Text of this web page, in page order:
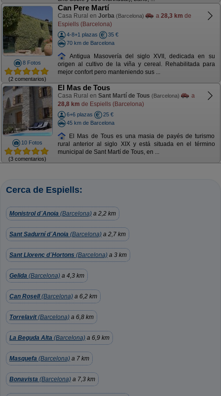
8 Fotos
(2 comentarios)
Can Pere Martí
Casa Rural en Jorba (Barcelona) a 28,3 km de
Espiells (Barcelona)
4-8+1 plazas
35 €
70 km de Barcelona
Antigua Masovería del siglo XVII, dedicada en su
origen al cultivo de la viña y cereal. Rehabilitada para
mejor confort pero manteniendo sus ...
10 Fotos
(3 comentarios)
El Mas de Tous
Casa Rural en Sant Martí de Tous (Barcelona)
a
28,8 km de Espiells (Barcelona)
6+6 plazas
25 €
45 km de Barcelona
El Mas de Tous es una masia de payés de turismo
rural anterior al siglo XIX y está situada en el término
municipal de Sant Martí de Tous, en ...
Cerca de Espiells:
Monistrol d´Anoia (Barcelona) a 2,2 km
Sant Sadurní d´Anoia (Barcelona) a 2,7 km
Sant Llorenç d´Hortons (Barcelona) a 3 km
Gelida (Barcelona) a 4,3 km
Can Rosell(Barcelona) a 6,2 km
Torrelavit(Barcelona) a 6,8 km
La Beguda Alta (Barcelona) a 6,9 km
Masquefa (Barcelona) a 7 km
Bonavista (Barcelona) a 7,3 km